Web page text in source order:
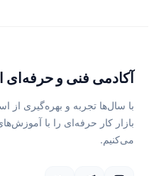
آکادمی فنی و حرفه‌ای
با سال‌ها تجربه و بهره‌گیری از
بازار کار حرفه‌ای را با
می‌کنیم.